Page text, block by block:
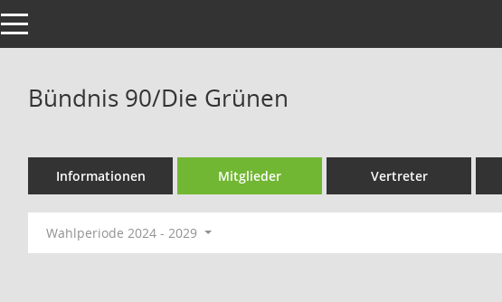
Toggle navigation
Bündnis 90/Die Grünen
Informationen Mitglieder Vertreter
Wahlperiode 2024 - 2029